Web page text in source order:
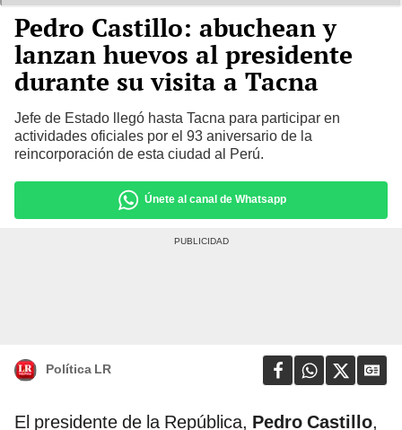
Pedro Castillo: abuchean y
lanzan huevos al presidente
durante su visita a Tacna
Jefe de Estado llegó hasta Tacna para participar en
actividades oficiales por el 93 aniversario de la
reincorporación de esta ciudad al Perú.
Únete al canal de Whatsapp
Política LR
El presidente de la República, Pedro Castillo,